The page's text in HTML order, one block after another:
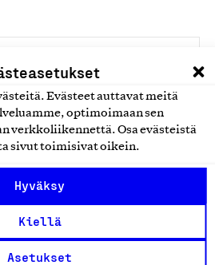
Evästeet auttavat meitä
optimoimaan sen
verkkoliikennettä. Osa evästeistä
sivut toimisivat oikein.
Hyväksy
Kiellä
Asetukset
-tutkimuksen tuloksia
vaan se on symboli
ja kotimaisesta